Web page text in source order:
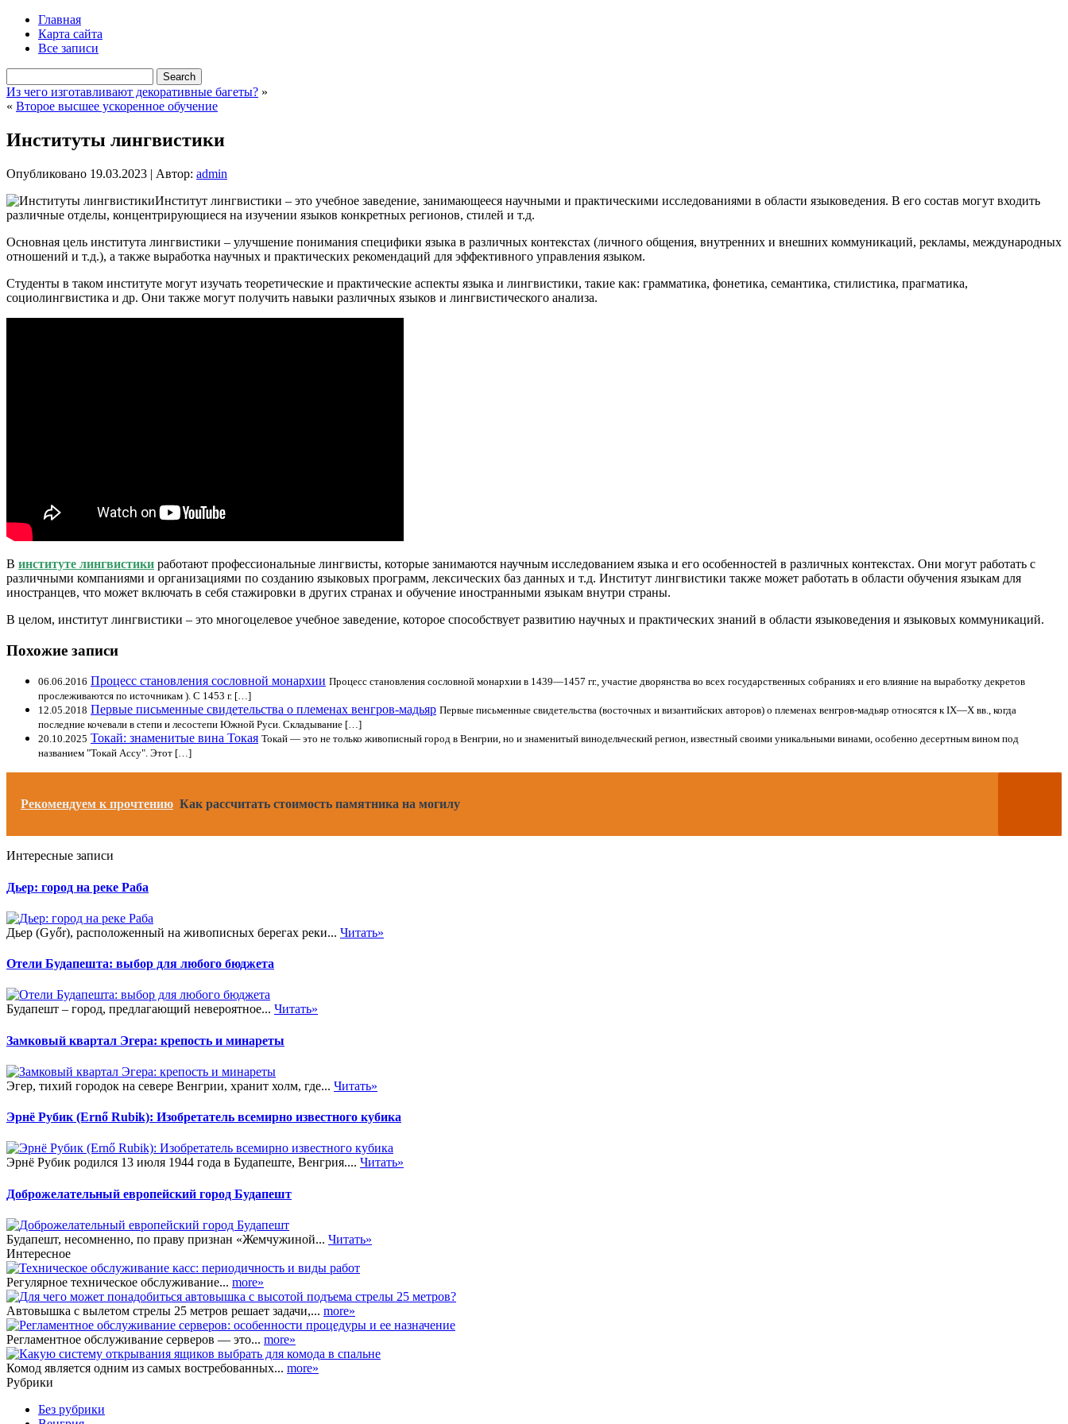
Главная
Карта сайта
Все записи
Из чего изготавливают декоративные багеты? »
« Второе высшее ускоренное обучение
Институты лингвистики
Опубликовано 19.03.2023 | Автор: admin
Институт лингвистики – это учебное заведение, занимающееся научными и практическими исследованиями в области языковедения. В его состав могут входить
различные отделы, концентрирующиеся на изучении языков конкретных регионов, стилей и т.д.
Основная цель института лингвистики – улучшение понимания специфики языка в различных контекстах (личного общения, внутренних и внешних коммуникаций, рекламы, международных
отношений и т.д.), а также выработка научных и практических рекомендаций для эффективного управления языком.
Студенты в таком институте могут изучать теоретические и практические аспекты языка и лингвистики, такие как: грамматика, фонетика, семантика, стилистика, прагматика,
социолингвистика и др. Они также могут получить навыки различных языков и лингвистического анализа.
В институте лингвистики работают профессиональные лингвисты, которые занимаются научным исследованием языка и его особенностей в различных контекстах. Они могут работать с
различными компаниями и организациями по созданию языковых программ, лексических баз данных и т.д. Институт лингвистики также может работать в области обучения языкам для
иностранцев, что может включать в себя стажировки в других странах и обучение иностранными языкам внутри страны.
В целом, институт лингвистики – это многоцелевое учебное заведение, которое способствует развитию научных и практических знаний в области языковедения и языковых коммуникаций.
Похожие записи
06.06.2016 Процесс становления сословной монархии Процесс становления сословной монархии в 1439—1457 гг., участие дворянства во всех государственных собраниях и его влияние на выработку декретов
прослеживаются по источникам ). С 1453 г. […]
12.05.2018 Первые письменные свидетельства о племенах венгров-мадьяр Первые письменные свидетельства (восточных и византийских авторов) о племенах венгров-мадьяр относятся к IX—X вв., когда
последние кочевали в степи и лесостепи Южной Руси. Складывание […]
20.10.2025 Токай: знаменитые вина Токая Токай — это не только живописный город в Венгрии, но и знаменитый винодельческий регион, известный своими уникальными винами, особенно десертным вином под
названием "Токай Ассу". Этот […]
Рекомендуем к прочтению Как рассчитать стоимость памятника на могилу
Интересные записи
Дьер: город на реке Раба
Дьер (Győr), расположенный на живописных берегах реки... Читать»
Отели Будапешта: выбор для любого бюджета
Будапешт – город, предлагающий невероятное... Читать»
Замковый квартал Эгера: крепость и минареты
Эгер, тихий городок на севере Венгрии, хранит холм, где... Читать»
Эрнё Рубик (Ernő Rubik): Изобретатель всемирно известного кубика
Эрнё Рубик родился 13 июля 1944 года в Будапеште, Венгрия.... Читать»
Доброжелательный европейский город Будапешт
Будапешт, несомненно, по праву признан «Жемчужиной... Читать»
Интересное
Регулярное техническое обслуживание... more»
Автовышка с вылетом стрелы 25 метров решает задачи,... more»
Регламентное обслуживание серверов — это... more»
Комод является одним из самых востребованных... more»
Рубрики
Без рубрики